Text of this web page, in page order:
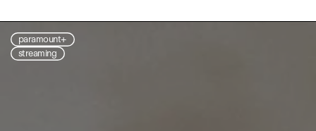
Unmute Settings
paramount+
streaming